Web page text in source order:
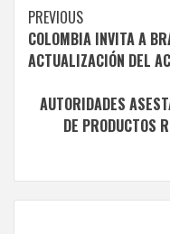
Continue
Reading
PREVIOUS
COLOMBIA INVITA A
ACTUALIZACIÓN DEL
AUTORIDADES
DE PRODUCTOS